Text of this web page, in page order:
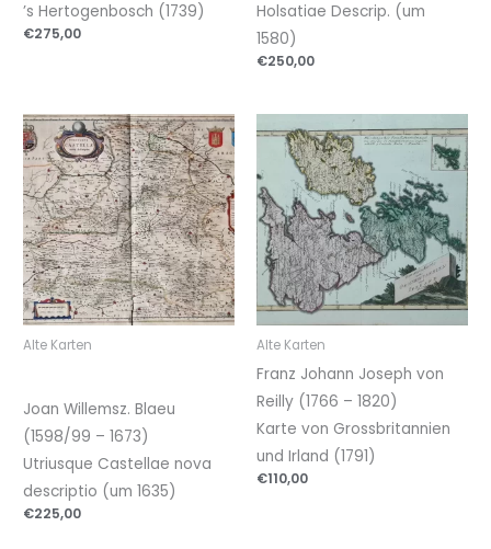
’s Hertogenbosch (1739)
€275,00
Holsatiae Descrip. (um
1580)
€250,00
Alte Karten
Joan Willemsz. Blaeu
(1598/99 – 1673)
Utriusque Castellae nova
descriptio (um 1635)
€225,00
Alte Karten
Franz Johann Joseph von
Reilly (1766 – 1820)
Karte von Grossbritannien
und Irland (1791)
€110,00